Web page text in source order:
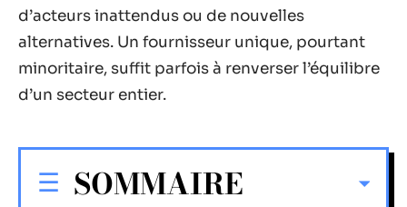
d’acteurs inattendus ou de nouvelles
alternatives. Un fournisseur unique, pourtant
minoritaire, suffit parfois à renverser l’équilibre
d’un secteur entier.
SOMMAIRE